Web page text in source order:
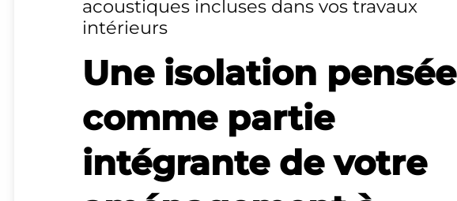
acoustiques incluses dans vos travaux
intérieurs
Une isolation pensée
comme partie
intégrante de votre